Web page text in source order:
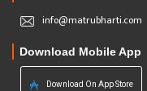
info@matrubharti.com
Download Mobile App
Download On App Store